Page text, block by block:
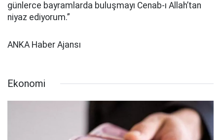
günlerce bayramlarda buluşmayı Cenab-ı Allah’tan
niyaz ediyorum.”
ANKA Haber Ajansı
Ekonomi